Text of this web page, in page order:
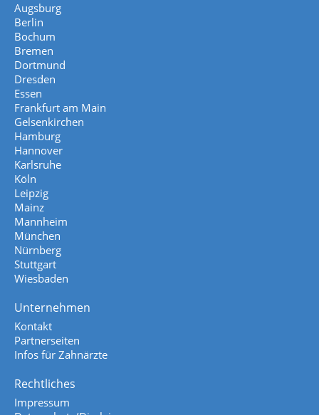
Augsburg
Berlin
Bochum
Bremen
Dortmund
Dresden
Essen
Frankfurt am Main
Gelsenkirchen
Hamburg
Hannover
Karlsruhe
Köln
Leipzig
Mainz
Mannheim
München
Nürnberg
Stuttgart
Wiesbaden
Unternehmen
Kontakt
Partnerseiten
Infos für Zahnärzte
Rechtliches
Impressum